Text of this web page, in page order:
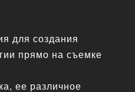
для создания
прямо на съемке
ее различное